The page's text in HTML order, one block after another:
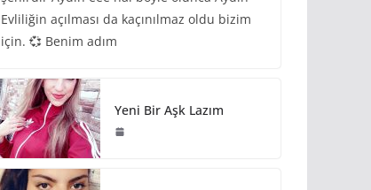
Evliliğin açılması da kaçınılmaz oldu bizim
için. 💞 Benim adım
Yeni Bir Aşk Lazım